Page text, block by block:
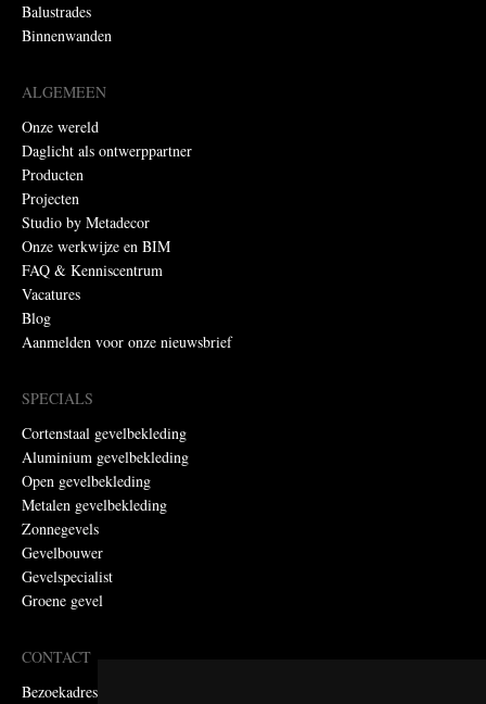
Balustrades
Binnenwanden
ALGEMEEN
Onze wereld
Daglicht als ontwerppartner
Producten
Projecten
Studio by Metadecor
Onze werkwijze en BIM
FAQ & Kenniscentrum
Vacatures
Blog
Aanmelden voor onze nieuwsbrief
SPECIALS
Cortenstaal gevelbekleding
Aluminium gevelbekleding
Open gevelbekleding
Metalen gevelbekleding
Zonnegevels
Gevelbouwer
Gevelspecialist
Groene gevel
CONTACT
Bezoekadres: